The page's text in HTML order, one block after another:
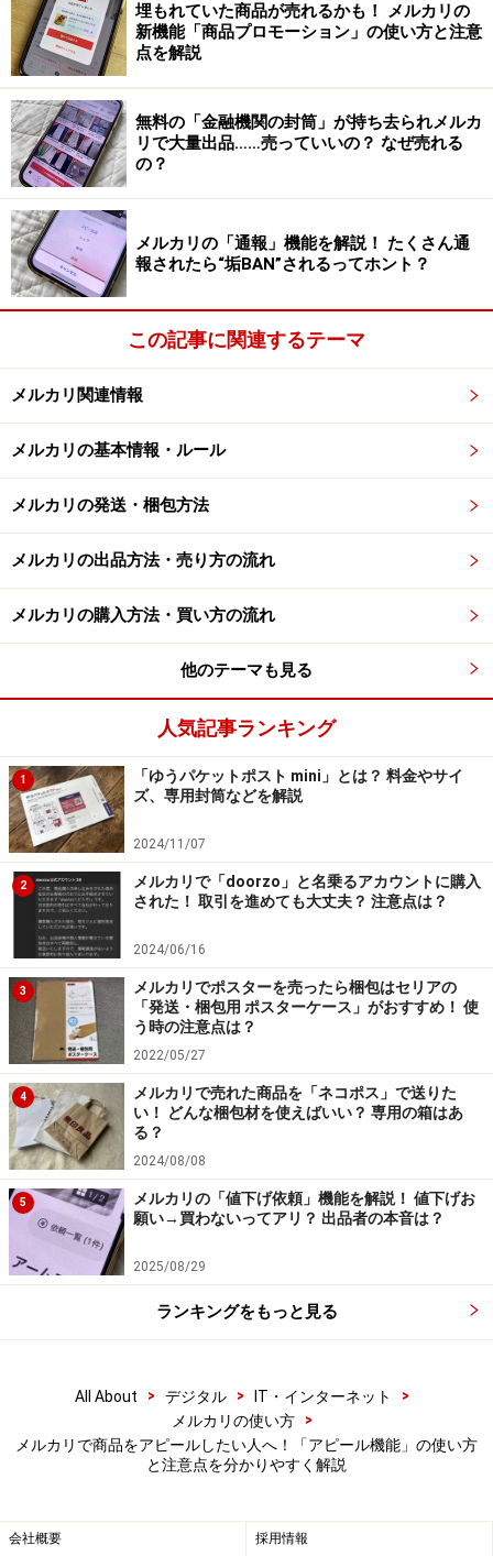
商品ページの下にある「アピールする」から始める
まず、商品ページの下にある「アピールする」を押しま
す。
2.
5％下げた金額が記載されているので、それ以下の金額を入
それ以下の金額を「値下げ価格」に設定します。
出品者から見た商品画面
「いいね！」してくれた人限定の値下げ価格が設定でき
「いいね！」した人からはどう見える？
筆者が「いいね！」した商品がアピールされたときの画面
（実際にはアイテムの写真も表示される）
「いいね！」した人の商品画面には、「限定値下げ中」
の文字と限定価格が表示されます。マイページの「お知
らせ」には通知は来ませんが、「いいね！一覧」から確
認ができます。
「いいね！」してない人にもアピールする
方法はある？
アピール機能は商品に「いいね！」してくれた人にだけ
有効な手段です。もしそれ以外の人にも商品をアピール
したい場合は、どうすれば良いのでしょう。
■商品説明などを編集して、“上位表示”をねらう
索したときに、すぐに目に入る位置に表示されることが
が、他のユーザーからもどんどん出品されてくるので、
そのうち何度もスクロールしないと見えない位置まで下
埋もれていた商品が売れるかも！ メルカリの
新機能「商品プロモーション」の使い方と注意
点を解説
無料の「金融機関の封筒」が持ち去られメルカ
リで大量出品……売っていいの？ なぜ売れる
の？
メルカリの「通報」機能を解説！ たくさん通
報されたら“垢BAN”されるってホント？
この記事に関連するテーマ
メルカリ関連情報
メルカリの基本情報・ルール
メルカリの発送・梱包方法
メルカリの出品方法・売り方の流れ
メルカリの購入方法・買い方の流れ
他のテーマも見る
人気記事ランキング
1
「ゆうパケットポスト mini」とは？ 料金やサイ
ズ、専用封筒などを解説
2024/11/07
2
メルカリで「doorzo」と名乗るアカウントに購入
された！ 取引を進めても大丈夫？ 注意点は？
2024/06/16
3
メルカリでポスターを売ったら梱包はセリアの
「発送・梱包用 ポスターケース」がおすすめ！ 使
う時の注意点は？
2022/05/27
4
メルカリで売れた商品を「ネコポス」で送りた
い！ どんな梱包材を使えばいい？ 専用の箱はあ
る？
2024/08/08
5
メルカリの「値下げ依頼」機能を解説！ 値下げお
願い→買わないってアリ？ 出品者の本音は？
2025/08/29
ランキングをもっと見る
All About > デジタル > IT・インターネット
>
メルカリの使い方
>
メルカリで商品をアピールしたい人へ！「アピール機能」の使い方
と注意点を分かりやすく解説
会社概要 採用情報